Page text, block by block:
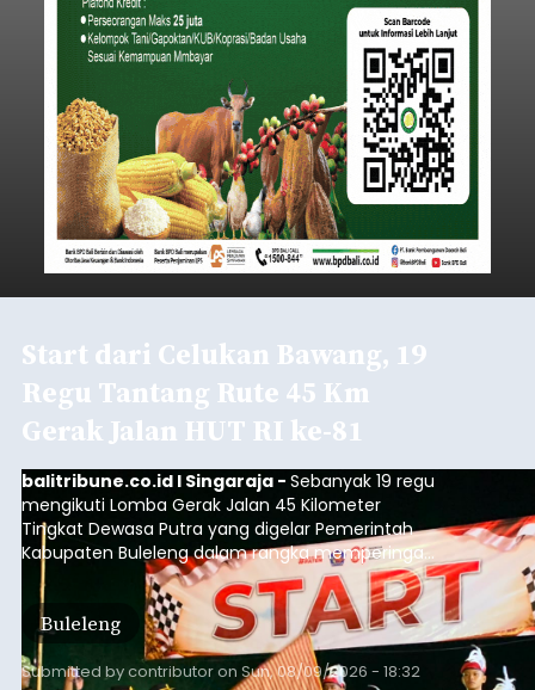
Start dari Celukan Bawang, 19
Regu Tantang Rute 45 Km
Gerak Jalan HUT RI ke-81
balitribune.co.id I Singaraja - Sebanyak 19 regu
mengikuti Lomba Gerak Jalan 45 Kilometer
Tingkat Dewasa Putra yang digelar Pemerintah
Kabupaten Buleleng dalam rangka memperingati
HUT ke-81 Kemerdekaan Republik Indonesia.
Lomba resmi dimulai dari Lapangan Sepak Bola
Desa Celukan Bawang, Sabtu (8/8/2026) malam.
Buleleng
Submitted bycontributoron Sun, 08/09/2026 - 18:32